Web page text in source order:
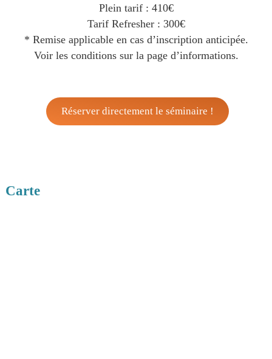
Plein tarif : 410€
Tarif Refresher : 300€
* Remise applicable en cas d’inscription anticipée.
Voir les conditions sur la page d’informations.
Réserver directement le séminaire !
Carte